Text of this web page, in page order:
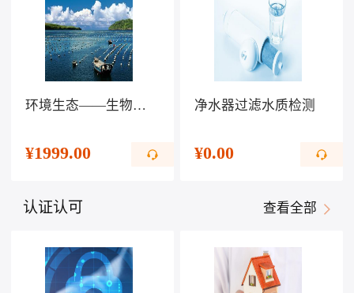
环境生态——生物科技提高生活水平
¥1999.00
净水器过滤水质检测
¥0.00
认证认可 查看全部